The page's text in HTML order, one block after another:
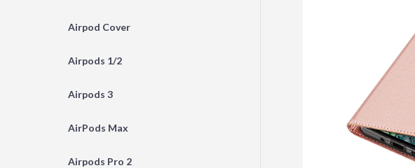
Airpod Cover
Airpods 1/2
Airpods 3
AirPods Max
Airpods Pro 2